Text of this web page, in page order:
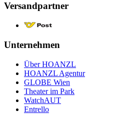
Versandpartner
Unternehmen
Über HOANZL
HOANZL Agentur
GLOBE Wien
Theater im Park
WatchAUT
Entrello